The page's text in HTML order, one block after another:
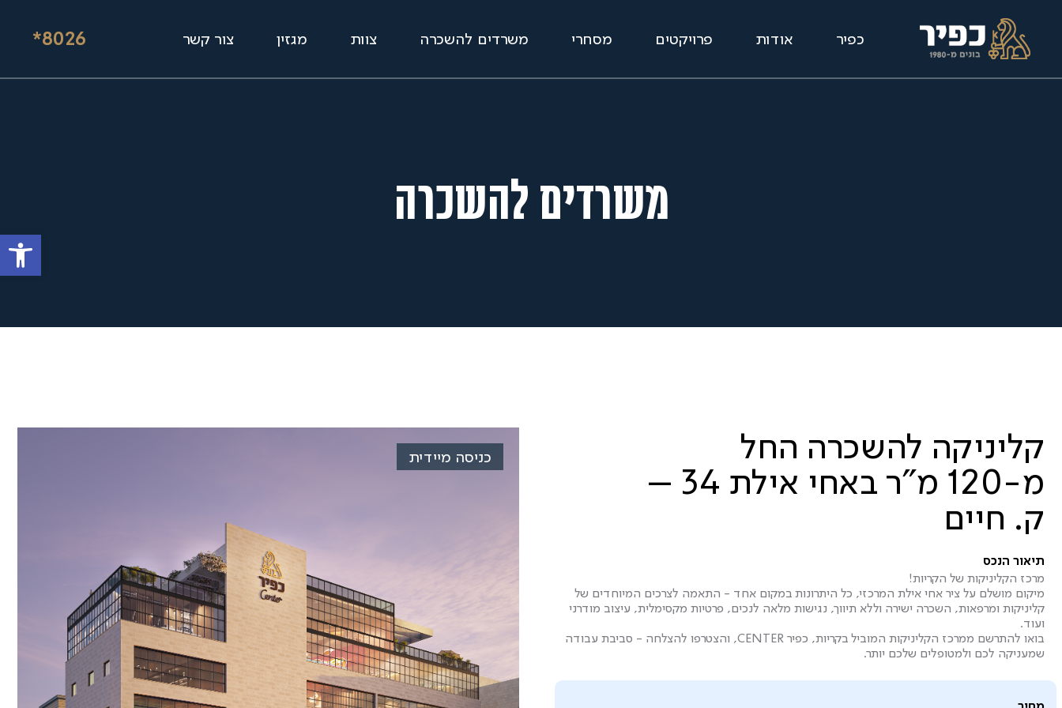
פתח
*8026 כפיר אודות פרויקטים מסחרי משרדים להשכרה צוות מגזין צור קשר
משרדים להשכרה
קליניקה להשכרה החל
מ-120 מ"ר באחי אילת 34 –
ק. חיים
תיאור הנכס
מרכז הקליניקות של הקריות!
מיקום מושלם על ציר אחי אילת המרכזי, כל היתרונות במקום אחד - התאמה לצרכים המיוחדים של
קליניקות ומרפאות, השכרה ישירה וללא תיווך, נגישות מלאה לנכים, פרטיות מקסימלית, עיצוב מודרני
ועוד.
בואו להתרשם ממרכז הקליניקות המוביל בקריות, כפיר CENTER, והצטרפו להצלחה - סביבת עבודה
שמעניקה לכם ולמטופלים שלכם יותר.
כניסה מיידית